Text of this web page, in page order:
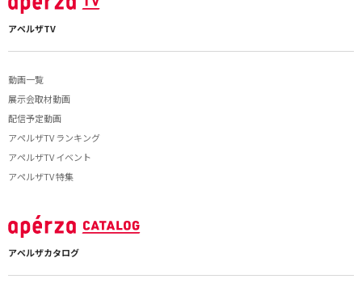
アペルザTV
動画一覧
展示会取材動画
配信予定動画
アペルザTV ランキング
アペルザTV イベント
アペルザTV 特集
アペルザカタログ